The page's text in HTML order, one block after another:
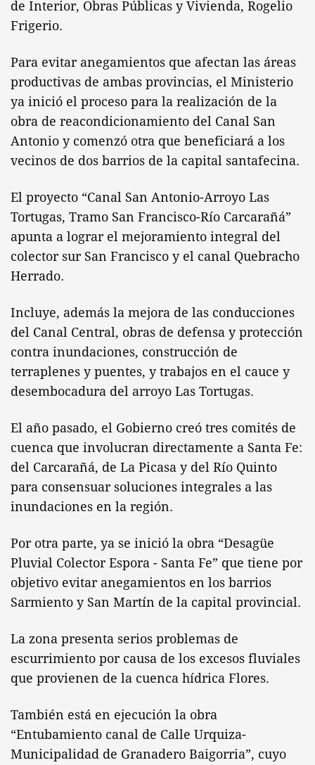
de Interior, Obras Públicas y Vivienda, Rogelio
Frigerio.
Para evitar anegamientos que afectan las áreas
productivas de ambas provincias, el Ministerio
ya inició el proceso para la realización de la
obra de reacondicionamiento del Canal San
Antonio y comenzó otra que beneficiará a los
vecinos de dos barrios de la capital santafecina.
El proyecto “Canal San Antonio-Arroyo Las
Tortugas, Tramo San Francisco-Río Carcarañá”
apunta a lograr el mejoramiento integral del
colector sur San Francisco y el canal Quebracho
Herrado.
Incluye, además la mejora de las conducciones
del Canal Central, obras de defensa y protección
contra inundaciones, construcción de
terraplenes y puentes, y trabajos en el cauce y
desembocadura del arroyo Las Tortugas.
El año pasado, el Gobierno creó tres comités de
cuenca que involucran directamente a Santa Fe:
del Carcarañá, de La Picasa y del Río Quinto
para consensuar soluciones integrales a las
inundaciones en la región.
Por otra parte, ya se inició la obra “Desagüe
Pluvial Colector Espora - Santa Fe” que tiene por
objetivo evitar anegamientos en los barrios
Sarmiento y San Martín de la capital provincial.
La zona presenta serios problemas de
escurrimiento por causa de los excesos fluviales
que provienen de la cuenca hídrica Flores.
También está en ejecución la obra
“Entubamiento canal de Calle Urquiza-
Municipalidad de Granadero Baigorria”, cuyo